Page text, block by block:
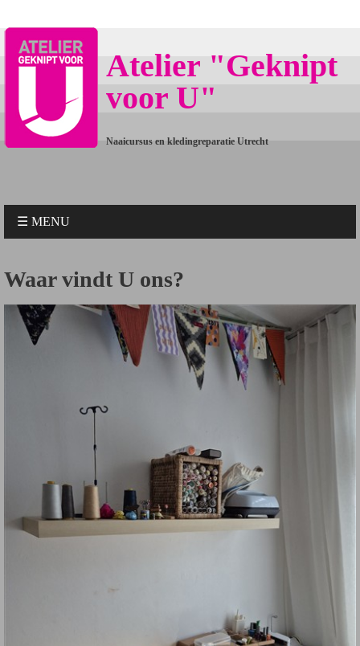
Atelier "Geknipt
voor U"
Naaicursus en kledingreparatie Utrecht
☰ MENU
Waar vindt U ons?